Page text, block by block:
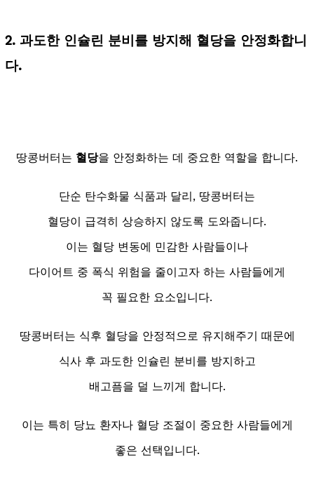
2. 과도한 인슐린 분비를 방지해 혈당을 안정화합니
다.
땅콩버터는 혈당을 안정화하는 데 중요한 역할을 합니다.
단순 탄수화물 식품과 달리, 땅콩버터는
혈당이 급격히 상승하지 않도록 도와줍니다.
이는 혈당 변동에 민감한 사람들이나
다이어트 중 폭식 위험을 줄이고자 하는 사람들에게
꼭 필요한 요소입니다.
땅콩버터는 식후 혈당을 안정적으로 유지해주기 때문에
식사 후 과도한 인슐린 분비를 방지하고
배고픔을 덜 느끼게 합니다.
이는 특히 당뇨 환자나 혈당 조절이 중요한 사람들에게
좋은 선택입니다.